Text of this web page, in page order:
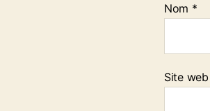
Nom *
Site web